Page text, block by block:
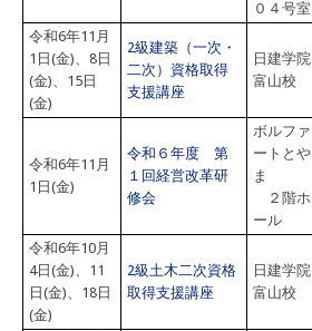
０４号室
令和6年11月
1日(金)、8日
(金)、15日
(金)
2級建築（一次・
二次）資格取得
支援講座
日建学院
富山校
令和6年11月
1日(金)
令和６年度 第
１回経営改革研
修会
ボルファ
ートとや
ま
２階ホ
ール
令和6年10月
4日(金)、11
日(金)、18日
(金)
2級土木二次資格
取得支援講座
日建学院
富山校